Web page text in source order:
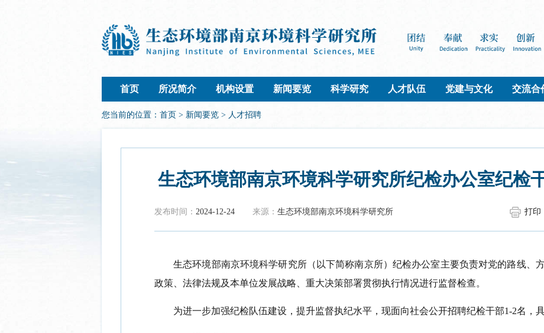
首页 所况简介 机构设置 新闻要览 科学研究 人才队伍 党建与文化 交流合
您当前的位置： 首页 > 新闻要览 > 人才招聘
生态环境部南京环境科学研究所纪检办公室纪检
发布时间： 2024-12-24 来源： 生态环境部南京环境科学研究所 打印
生态环境部南京环境科学研究所（以下简称南京所）纪检办公室主要负责对党的路线、
政策、法律法规及本单位发展战略、重大决策部署贯彻执行情况进行监督检查。
为进一步加强纪检队伍建设，提升监督执纪水平，现面向社会公开招聘纪检干部1-2名 ，